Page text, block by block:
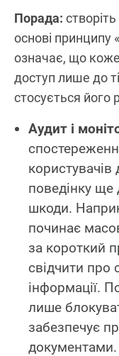
Порада:
основі принципу
означає, що
доступ лише до
стосується його
Аудит і
користувачів
поведінку ще
шкоди.
починає
за короткий
свідчити про
інформації.
лише
забезпечує
документами.